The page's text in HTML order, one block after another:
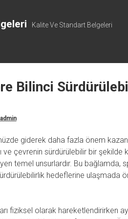
Kalite Ve Standart Belgeleri
Bilinci
admin
giderek daha fazla önem
ve çevrenin sürdürülebilir bir şekilde
temel unsurlardır. Bu bağlamda,
hedeflerine ulaşmada
fiziksel olarak hareketlendirirken